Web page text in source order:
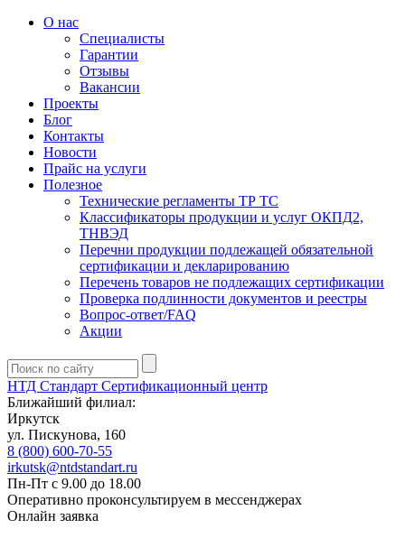
О нас
Специалисты
Гарантии
Отзывы
Вакансии
Проекты
Блог
Контакты
Новости
Прайс на услуги
Полезное
Технические регламенты ТР ТС
Классификаторы продукции и услуг ОКПД2,
ТНВЭД
Перечни продукции подлежащей обязательной
сертификации и декларированию
Перечень товаров не подлежащих сертификации
Проверка подлинности документов и реестры
Вопрос-ответ/FAQ
Акции
НТД Стандарт Сертификационный центр
Ближайший филиал:
Иркутск
ул. Пискунова, 160
8 (800) 600-70-55
irkutsk@ntdstandart.ru
Пн-Пт с 9.00 до 18.00
Оперативно проконсультируем в мессенджерах
Онлайн заявка